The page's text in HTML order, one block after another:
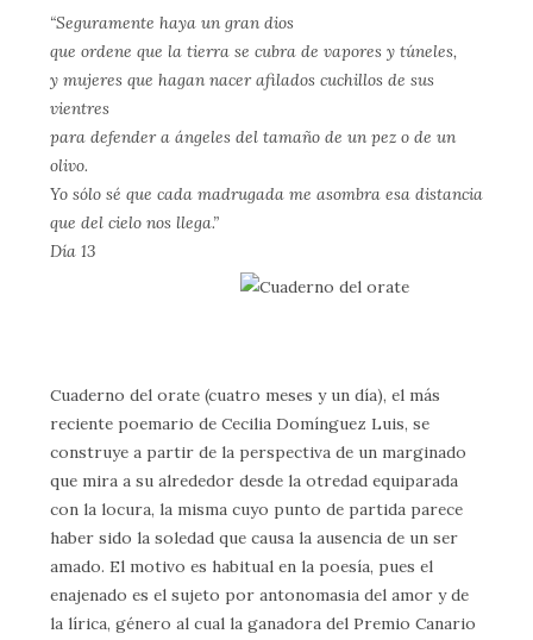
“Seguramente haya un gran dios
que ordene que la tierra se cubra de vapores y túneles,
y mujeres que hagan nacer afilados cuchillos de sus
vientres
para defender a ángeles del tamaño de un pez o de un
olivo.
Yo sólo sé que cada madrugada me asombra esa distancia
que del cielo nos llega.”
Día 13
Cuaderno del orate (cuatro meses y un día), el más
reciente poemario de Cecilia Domínguez Luis, se
construye a partir de la perspectiva de un marginado
que mira a su alrededor desde la otredad equiparada
con la locura, la misma cuyo punto de partida parece
haber sido la soledad que causa la ausencia de un ser
amado. El motivo es habitual en la poesía, pues el
enajenado es el sujeto por antonomasia del amor y de
la lírica, género al cual la ganadora del Premio Canario